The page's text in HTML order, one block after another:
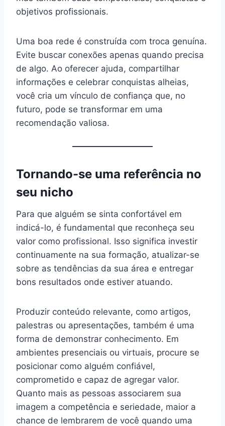
objetivos profissionais.
Uma boa rede é construída com troca genuína.
Evite buscar conexões apenas quando precisa
de algo. Ao oferecer ajuda, compartilhar
informações e celebrar conquistas alheias,
você cria um vínculo de confiança que, no
futuro, pode se transformar em uma
recomendação valiosa.
Tornando-se uma referência no
seu nicho
Para que alguém se sinta confortável em
indicá-lo, é fundamental que reconheça seu
valor como profissional. Isso significa investir
continuamente na sua formação, atualizar-se
sobre as tendências da sua área e entregar
bons resultados onde estiver atuando.
Produzir conteúdo relevante, como artigos,
palestras ou apresentações, também é uma
forma de demonstrar conhecimento. Em
ambientes presenciais ou virtuais, procure se
posicionar como alguém confiável,
comprometido e capaz de agregar valor.
Quanto mais as pessoas associarem sua
imagem a competência e seriedade, maior a
chance de lembrarem de você quando uma